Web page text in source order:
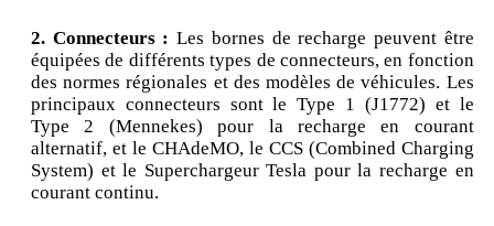
2. Connecteurs : Les bornes de recharge peuvent être
équipées de différents types de connecteurs, en fonction
des normes régionales et des modèles de véhicules. Les
principaux connecteurs sont le Type 1 (J1772) et le
Type 2 (Mennekes) pour la recharge en courant
alternatif, et le CHAdeMO, le CCS (Combined Charging
System) et le Superchargeur Tesla pour la recharge en
courant continu.